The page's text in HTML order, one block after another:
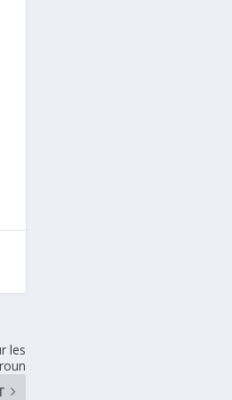
les